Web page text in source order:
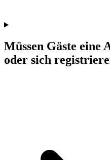
Müssen Gäste eine
oder sich